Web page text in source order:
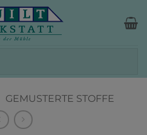
GEMUSTERTE STOFFE